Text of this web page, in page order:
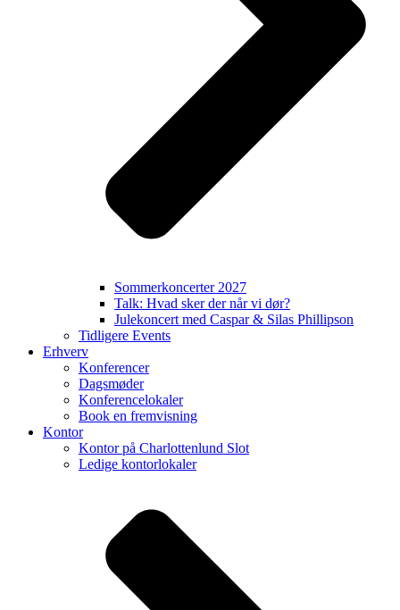
Sommerkoncerter 2027
Talk: Hvad sker der når vi dør?
Julekoncert med Caspar & Silas Phillipson
Tidligere Events
Erhverv
Konferencer
Dagsmøder
Konferencelokaler
Book en fremvisning
Kontor
Kontor på Charlottenlund Slot
Ledige kontorlokaler